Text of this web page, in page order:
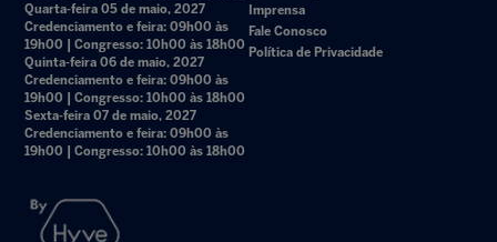
Quarta-feira 05 de maio, 2027
Credenciamento e feira: 09h00 às
19h00 | Congresso: 10h00 às 18h00
Quinta-feira 06 de maio, 2027
Credenciamento e feira: 09h00 às
19h00 | Congresso: 10h00 às 18h00
Sexta-feira 07 de maio, 2027
Credenciamento e feira: 09h00 às
19h00 | Congresso: 10h00 às 18h00
Imprensa
Fale Conosco
Política de Privacidade